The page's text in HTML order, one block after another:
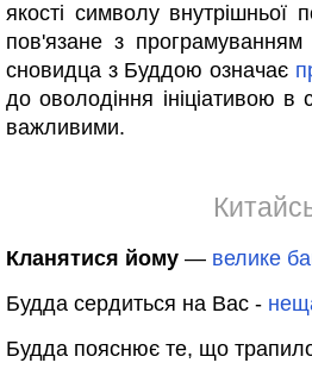
якості символу внутрішньої
пов'язане з програмуванням
сновидца з Буддою означає
до оволодіння ініціативою в
важливими.
Кланятися йому — велике
Будда сердиться на Вас -
Будда пояснює те, що